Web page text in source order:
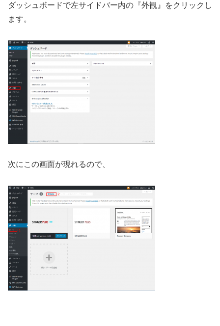
ダッシュボードで左サイドバー内の『外観』をクリックし
ます。
次にこの画面が現れるので、